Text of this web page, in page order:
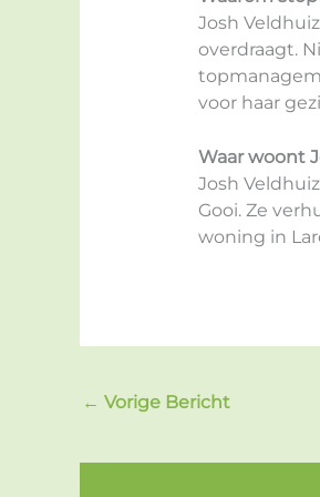
Josh
overdraagt.
voor haar
Waar woont
Josh
Gooi. Ze
woning in
← Vorige Bericht